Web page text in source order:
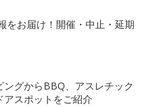
をお届け！開催・中止・延期
ングからBBQ、アスレチック
アスポットをご紹介